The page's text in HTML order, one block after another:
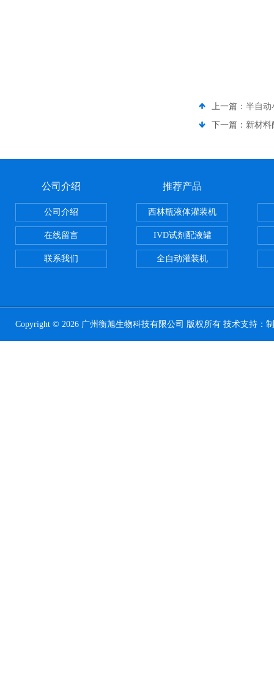
上一篇： 半自动
下一篇： 新材料
公司介绍
公司介绍
在线留言
联系我们
推荐产品
西林瓶液体灌装机
IVD试剂配液罐
全自动灌装机
Copyright © 2026 广州衡旭生物科技有限公司 版权所有 技术支持：